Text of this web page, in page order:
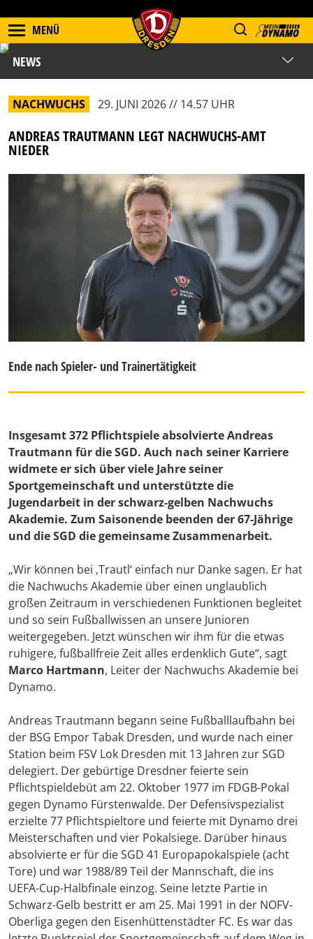
MENÜ
NEWS
NACHWUCHS 29. JUNI 2026 // 14.57 UHR
ANDREAS TRAUTMANN LEGT NACHWUCHS-AMT
NIEDER
Ende nach Spieler- und Trainertätigkeit
Insgesamt 372 Pflichtspiele absolvierte Andreas
Trautmann für die SGD. Auch nach seiner Karriere
widmete er sich über viele Jahre seiner
Sportgemeinschaft und unterstützte die
Jugendarbeit in der schwarz-gelben Nachwuchs
Akademie. Zum Saisonende beenden der 67-Jährige
und die SGD die gemeinsame Zusammenarbeit.
„Wir können bei ‚Trautl‘ einfach nur Danke sagen. Er hat
die Nachwuchs Akademie über einen unglaublich
großen Zeitraum in verschiedenen Funktionen begleitet
und so sein Fußballwissen an unsere Junioren
weitergegeben. Jetzt wünschen wir ihm für die etwas
ruhigere, fußballfreie Zeit alles erdenklich Gute“, sagt
Marco Hartmann, Leiter der Nachwuchs Akademie bei
Dynamo.
Andreas Trautmann begann seine Fußballlaufbahn bei
der BSG Empor Tabak Dresden, und wurde nach einer
Station beim FSV Lok Dresden mit 13 Jahren zur SGD
delegiert. Der gebürtige Dresdner feierte sein
Pflichtspieldebüt am 22. Oktober 1977 im FDGB-Pokal
gegen Dynamo Fürstenwalde. Der Defensivspezialist
erzielte 77 Pflichtspieltore und feierte mit Dynamo drei
Meisterschaften und vier Pokalsiege. Darüber hinaus
absolvierte er für die SGD 41 Europapokalspiele (acht
Tore) und war 1988/89 Teil der Mannschaft, die ins
UEFA-Cup-Halbfinale einzog. Seine letzte Partie in
Schwarz-Gelb bestritt er am 25. Mai 1991 in der NOFV-
Oberliga gegen den Eisenhüttenstädter FC. Es war das